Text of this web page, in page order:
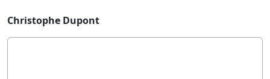
Christophe Dupont